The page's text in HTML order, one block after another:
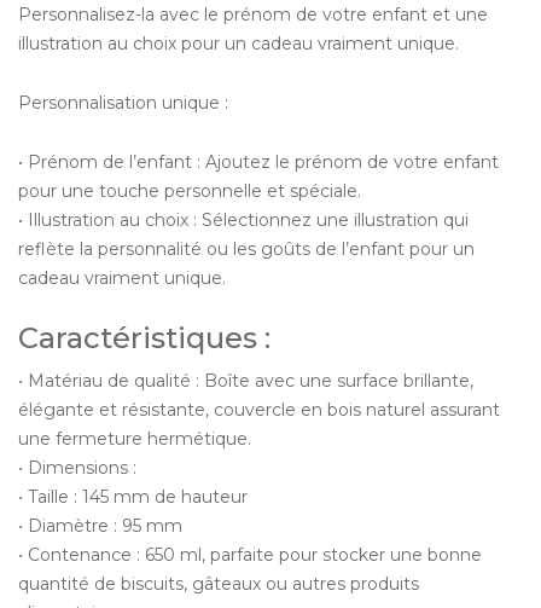
Personnalisez-la avec le prénom de votre enfant et une
illustration au choix pour un cadeau vraiment unique.
Personnalisation unique :
• Prénom de l’enfant : Ajoutez le prénom de votre enfant
pour une touche personnelle et spéciale.
• Illustration au choix : Sélectionnez une illustration qui
reflète la personnalité ou les goûts de l’enfant pour un
cadeau vraiment unique.
Caractéristiques :
• Matériau de qualité : Boîte avec une surface brillante,
élégante et résistante, couvercle en bois naturel assurant
une fermeture hermétique.
• Dimensions :
• Taille : 145 mm de hauteur
• Diamètre : 95 mm
• Contenance : 650 ml, parfaite pour stocker une bonne
quantité de biscuits, gâteaux ou autres produits